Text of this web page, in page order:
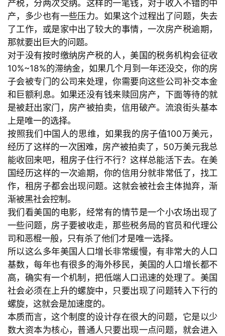
首
页
产税，分两次交纳。这样的一笔钱，对于收入不错的中
产，多少也有一些压力。如果这个过程出了问题，失去
了工作，或是家中出了较大的事情，一次房产税逾期，
那就要出巨大的问题。
对于没有按时缴纳房产税的人，美国的税务机构会征收
10%~18%的滞纳金，如果几个月到一年还没交，你的房
子会被专门的公司来处理，你需要向这些公司补交本金
和巨额利息。如果还没有钱来赎回房产，下面等待的就
是被赶出家门，房产被拍卖，信用破产。流浪街头基本
上是唯一的选择。
按照我们中国人的思维，如果我的房子值100万美元，
经历了这样的一次困难，房产被拍卖了， 50万美元我总
能收回来吧，租房子住行不行？这样总能活下去。在美
国经历这样的一次逾期，你的信用分就非常低了，找工
作，租房子都会出现问题。这就会被社会主体抛弃，渐
渐被黑社会控制。
我们看美国的电影，经常有的情节是一个小农场出现了
一些问题，房子要被收走，那些税务局的官员和代理公
司和恶棍一般，只有杀了他们才是唯一选择。
所以这么多年美国人口增长非常缓慢，有非常大的人口
基数，每年也有很多的海外移民，美国的人口增长都不
高，确实有一个机制，把低端人口迅速的处理了。美国
社会必须在上升的螺旋中，只要出现了问题转入下行的
螺旋，这就会是加速度的。
本质而言，这个制度的设计存在很大的问题，它是以少
数大资本为核心，普通人只要出现一点问题，就会进入